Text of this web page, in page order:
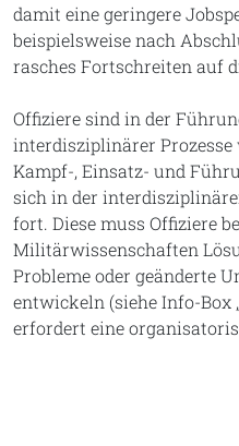
damit eine geringere
beispielsweise nach
rasches Fortschreiten auf
Offiziere sind in der
interdisziplinärer
Kampf-, Einsatz- und
sich in der
fort. Diese muss Offiziere
Militärwissenschaften
Probleme oder geänderte
entwickeln (siehe Info-Box
erfordert eine